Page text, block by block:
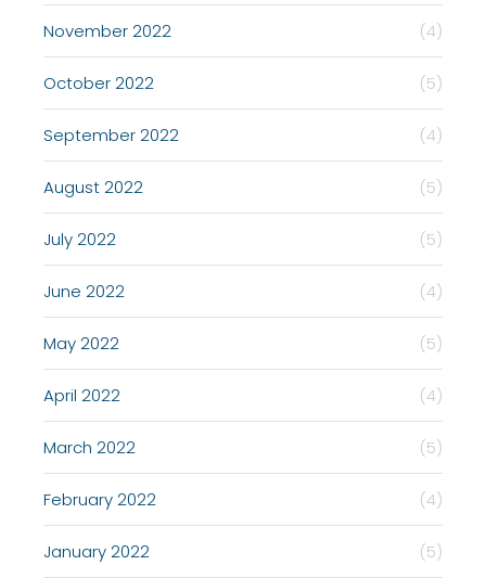
November 2022 (4)
October 2022 (5)
September 2022 (4)
August 2022 (5)
July 2022 (5)
June 2022 (4)
May 2022 (5)
April 2022 (4)
March 2022 (5)
February 2022 (4)
January 2022 (5)